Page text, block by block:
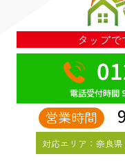
タップ
電話受付時間
営業時間
対応エリア：奈良